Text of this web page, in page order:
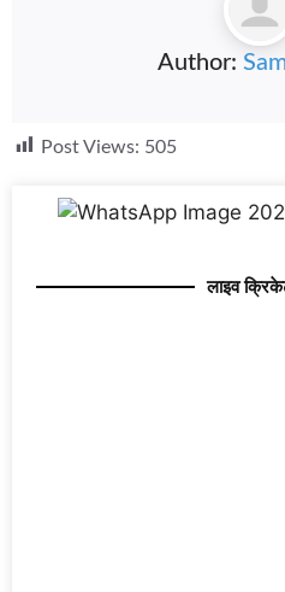
Author:
Post Views: 505
लाइव